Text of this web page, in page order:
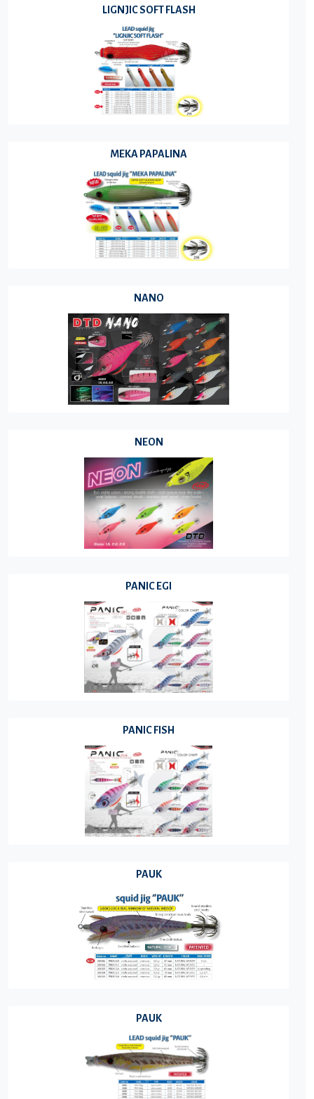
LIGNJIC SOFT FLASH
MEKA PAPALINA
NANO
NEON
PANIC EGI
PANIC FISH
PAUK
PAUK